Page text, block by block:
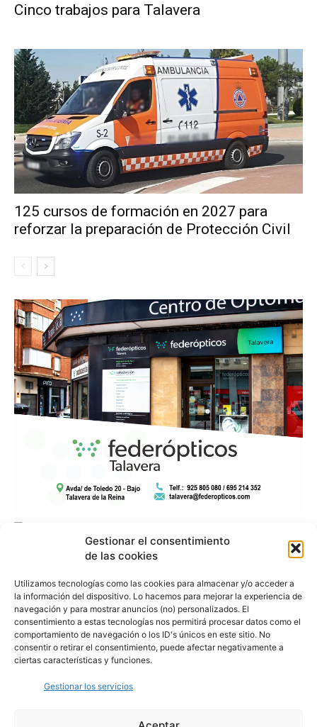
Gestionar el consentimiento
de las cookies
Utilizamos tecnologías como las cookies para almacenar y/o acceder a
la información del dispositivo. Lo hacemos para mejorar la experiencia de
navegación y para mostrar anuncios (no) personalizados. El
consentimiento a estas tecnologías nos permitirá procesar datos como el
comportamiento de navegación o los ID's únicos en este sitio. No
consentir o retirar el consentimiento, puede afectar negativamente a
ciertas características y funciones.
Gestionar los servicios
Cinco trabajos para Talavera
125 cursos de formación en 2027 para
reforzar la preparación de Protección Civil